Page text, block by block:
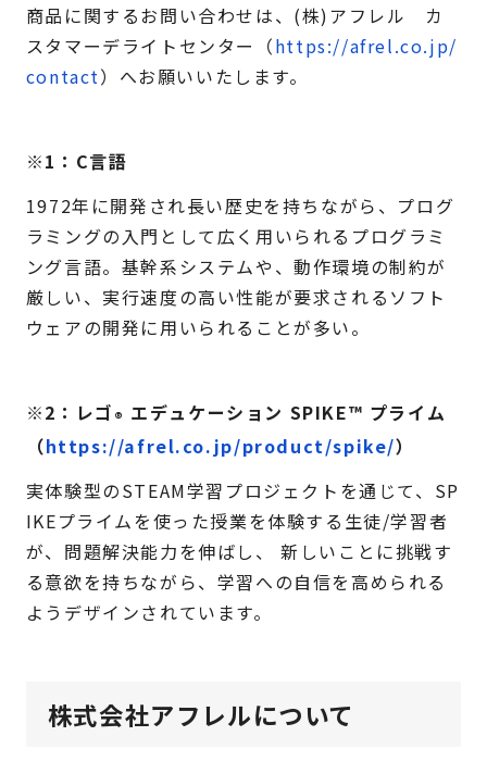
商品に関するお問い合わせは、(株)アフレル カ
スタマーデライトセンター（https://afrel.co.jp/
contact）へお願いいたします。
※1：C言語
1972年に開発され長い歴史を持ちながら、プログ
ラミングの入門として広く用いられるプログラミ
ング言語。基幹系システムや、動作環境の制約が
厳しい、実行速度の高い性能が要求されるソフト
ウェアの開発に用いられることが多い。
※2：レゴ ® エデュケーション SPIKE™ プライム
（https://afrel.co.jp/product/spike/）
実体験型のSTEAM学習プロジェクトを通じて、SP
IKEプライムを使った授業を体験する生徒/学習者
が、問題解決能力を伸ばし、 新しいことに挑戦す
る意欲を持ちながら、学習への自信を高められる
ようデザインされています。
株式会社アフレルについて